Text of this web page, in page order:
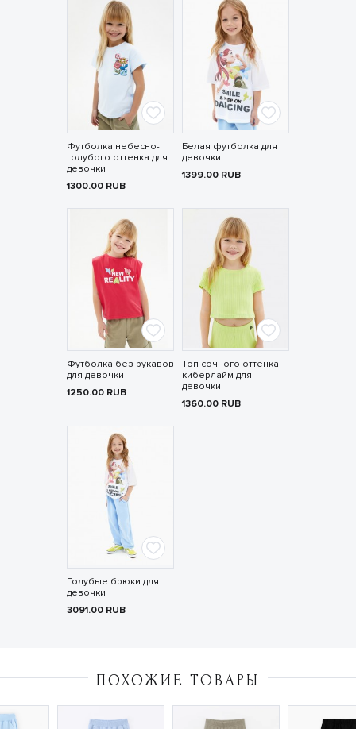
Футболка небесно-
голубого оттенка для
девочки
1300.00 RUB
Белая футболка для
девочки
1399.00 RUB
Футболка без рукавов
для девочки
1250.00 RUB
Топ сочного оттенка
киберлайм для
девочки
1360.00 RUB
Голубые брюки для
девочки
3091.00 RUB
ПОХОЖИЕ ТОВАРЫ